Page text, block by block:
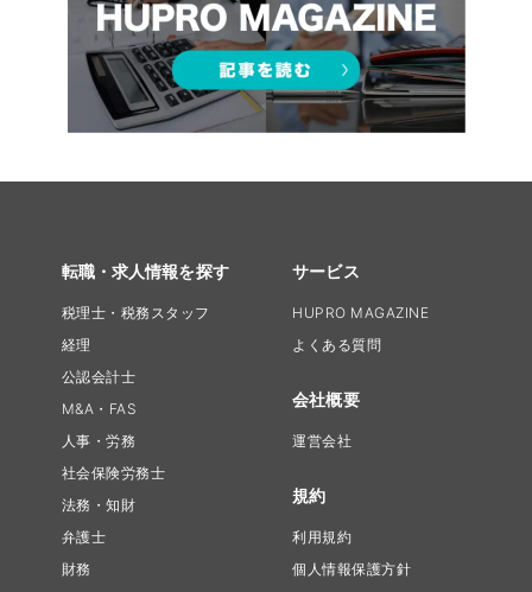
転職・求人情報を探す
税理士・税務スタッフ
経理
公認会計士
M&A・FAS
人事・労務
社会保険労務士
法務・知財
弁護士
財務
サービス
HUPRO MAGAZINE
よくある質問
会社概要
運営会社
規約
利用規約
個人情報保護方針